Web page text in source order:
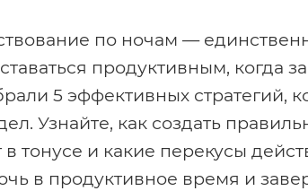
по ночам —
продуктивным, когда
5 эффективных стратегий,
Узнайте, как создать
тонусе и какие перекусы
в продуктивное время и